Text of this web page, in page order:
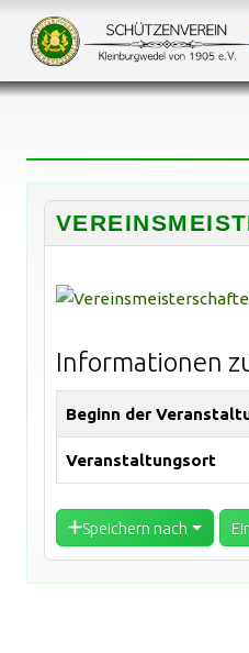
Informationen
Beginn der
Veranstaltungsort
Speichern nach